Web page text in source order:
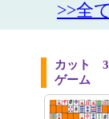
>>全
カット
ゲーム